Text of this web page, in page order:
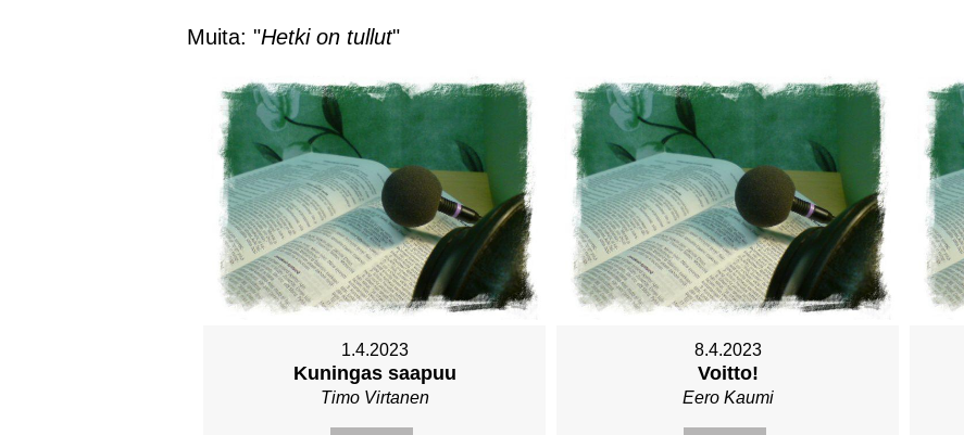
Muita: "Hetki on tullut"
1.4.2023
Kuningas saapuu
Timo Virtanen
8.4.2023
Voitto!
Eero Kaumi